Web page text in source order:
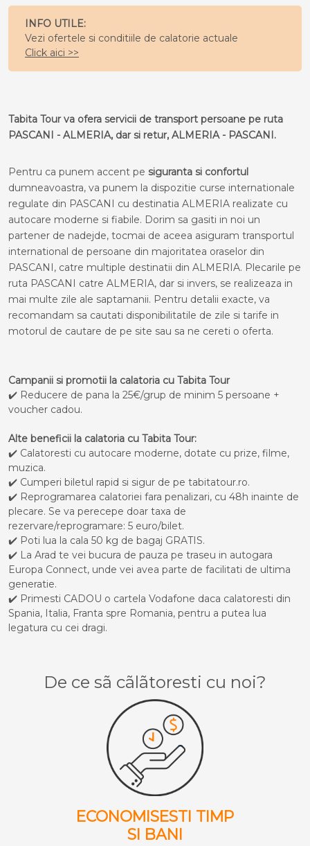
INFO UTILE:
Vezi ofertele si conditiile de calatorie actuale
Click aici >>
Tabita Tour va ofera servicii de transport persoane pe ruta
PASCANI - ALMERIA, dar si retur, ALMERIA - PASCANI.
Pentru ca punem accent pe siguranta si confortul
dumneavoastra, va punem la dispozitie curse internationale
regulate din PASCANI cu destinatia ALMERIA realizate cu
autocare moderne si fiabile. Dorim sa gasiti in noi un
partener de nadejde, tocmai de aceea asiguram transportul
international de persoane din majoritatea oraselor din
PASCANI, catre multiple destinatii din ALMERIA. Plecarile pe
ruta PASCANI catre ALMERIA, dar si invers, se realizeaza in
mai multe zile ale saptamanii. Pentru detalii exacte, va
recomandam sa cautati disponibilitatile de zile si tarife in
motorul de cautare de pe site sau sa ne cereti o oferta.
Campanii si promotii la calatoria cu Tabita Tour
✔️ Reducere de pana la 25€/grup de minim 5 persoane +
voucher cadou.
Alte beneficii la calatoria cu Tabita Tour:
✔️ Calatoresti cu autocare moderne, dotate cu prize, filme,
muzica.
✔️ Cumperi biletul rapid si sigur de pe tabitatour.ro.
✔️ Reprogramarea calatoriei fara penalizari, cu 48h inainte de
plecare. Se va perecepe doar taxa de
rezervare/reprogramare: 5 euro/bilet.
✔️ Poti lua la cala 50 kg de bagaj GRATIS.
✔️ La Arad te vei bucura de pauza pe traseu in autogara
Europa Connect, unde vei avea parte de facilitati de ultima
generatie.
✔️ Primesti CADOU o cartela Vodafone daca calatoresti din
Spania, Italia, Franta spre Romania, pentru a putea lua
legatura cu cei dragi.
De ce sã cãlãtoresti cu noi?
ECONOMISESTI TIMP
SI BANI